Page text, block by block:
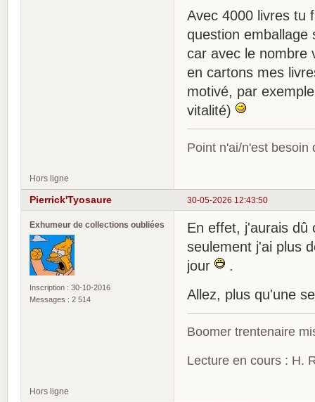
Avec 4000 livres tu
question emballage
car avec le nombre
en cartons mes
motivé, par
vitalité)
Point n'ai/n'est besoin
Hors ligne
30-05-2026 12:43:50
Pierrick'Tyosaure
Exhumeur de collections oubliées
Inscription : 30-10-2016
Messages : 2 514
En effet, j'aurais dû
seulement j'ai plus
jour
.
Allez, plus qu'une
Boomer trentenaire
Lecture en cours : H.
Hors ligne